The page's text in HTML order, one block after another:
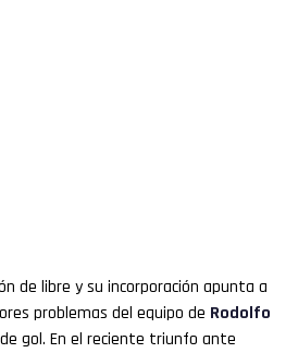
de libre y su incorporación apunta a
problemas del equipo de Rodolfo
gol. En el reciente triunfo ante